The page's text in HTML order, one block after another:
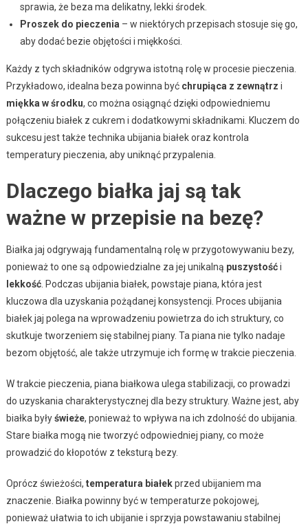
sprawia, że beza ma delikatny, lekki środek.
Proszek do pieczenia – w niektórych przepisach stosuje się go,
aby dodać bezie objętości i miękkości.
Każdy z tych składników odgrywa istotną rolę w procesie pieczenia.
Przykładowo, idealna beza powinna być chrupiąca z zewnątrz i
miękka w środku, co można osiągnąć dzięki odpowiedniemu
połączeniu białek z cukrem i dodatkowymi składnikami. Kluczem do
sukcesu jest także technika ubijania białek oraz kontrola
temperatury pieczenia, aby uniknąć przypalenia.
Dlaczego białka jaj są tak
ważne w przepisie na bezę?
Białka jaj odgrywają fundamentalną rolę w przygotowywaniu bezy,
ponieważ to one są odpowiedzialne za jej unikalną puszystośći
lekkość. Podczas ubijania białek, powstaje piana, która jest
kluczowa dla uzyskania pożądanej konsystencji. Proces ubijania
białek jaj polega na wprowadzeniu powietrza do ich struktury, co
skutkuje tworzeniem się stabilnej piany. Ta piana nie tylko nadaje
bezom objętość, ale także utrzymuje ich formę w trakcie pieczenia.
W trakcie pieczenia, piana białkowa ulega stabilizacji, co prowadzi
do uzyskania charakterystycznej dla bezy struktury. Ważne jest, aby
białka byłyświeże, ponieważ to wpływa na ich zdolność do ubijania.
Stare białka mogą nie tworzyć odpowiedniej piany, co może
prowadzić do kłopotów z teksturą bezy.
Oprócz świeżości, temperatura białekprzed ubijaniem ma
znaczenie. Białka powinny być w temperaturze pokojowej,
ponieważ ułatwia to ich ubijanie i sprzyja powstawaniu stabilnej